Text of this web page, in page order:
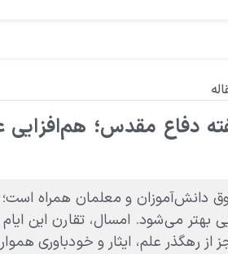
دفاع مقدس؛ هم‌افزایی
و معلمان همراه است؛
می‌شود. امسال، تقارن این
رهگذر علم، ایثار و خودباوری